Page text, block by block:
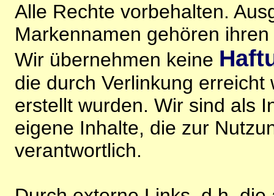
Alle Rechte vorbehalten.
Markennamen gehören
Wir übernehmen keine
die durch Verlinkung
erstellt wurden. Wir sind als
eigene Inhalte, die zur
verantwortlich.